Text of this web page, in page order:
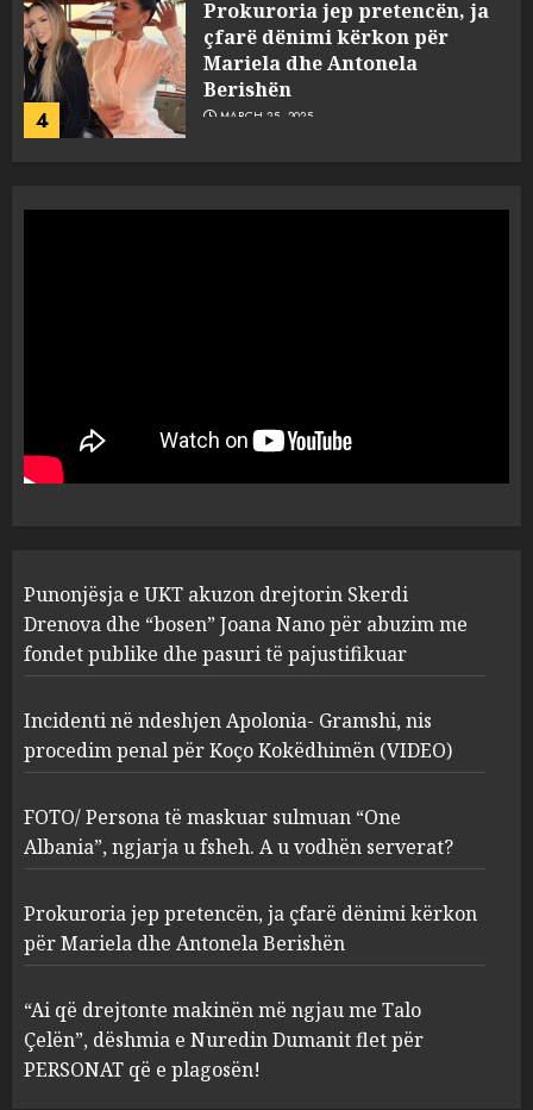
4
Prokuroria jep pretencën, ja
çfarë dënimi kërkon për
Mariela dhe Antonela
Berishën
MARCH 25, 2025
1
“bosen” Joana Nano për
abuzim me fondet publike dhe
pasuri të pajustifikuar
2
Apolonia- Gramshi, nis
procedim penal për Koço
Kokëdhimën (VIDEO)
MARCH 27, 2025
3
FOTO/ Persona të maskuar
sulmuan “One Albania”,
ngjarja u fsheh. A u vodhën
serverat?
MARCH 25, 2025
4
Prokuroria jep pretencën, ja
çfarë dënimi kërkon për
Berishën
MARCH 25, 2025
Punonjësja e UKT akuzon drejtorin Skerdi
Drenova dhe “bosen” Joana Nano për abuzim me
fondet publike dhe pasuri të pajustifikuar
Incidenti në ndeshjen Apolonia- Gramshi, nis
procedim penal për Koço Kokëdhimën (VIDEO)
FOTO/ Persona të maskuar sulmuan “One
Albania”, ngjarja u fsheh. A u vodhën serverat?
Prokuroria jep pretencën, ja çfarë dënimi kërkon
për Mariela dhe Antonela Berishën
“Ai që drejtonte makinën më ngjau me Talo
Çelën”, dëshmia e Nuredin Dumanit flet për
PERSONAT që e plagosën!